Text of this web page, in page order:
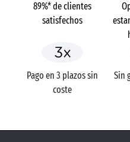
89%* de clientes
satisfechos
Pago en 3 plazos sin
coste
Sin